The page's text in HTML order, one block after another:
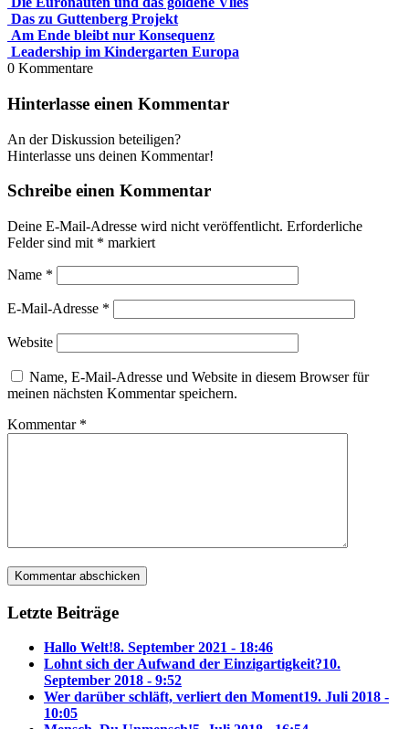
Das zu Guttenberg Projekt
Am Ende bleibt nur Konsequenz
Leadership im Kindergarten Europa
0 Kommentare
Hinterlasse einen Kommentar
An der Diskussion beteiligen?
Hinterlasse uns deinen Kommentar!
Schreibe einen Kommentar
Deine E-Mail-Adresse wird nicht veröffentlicht. Erforderliche
Felder sind mit * markiert
Name *
E-Mail-Adresse *
Website
Name, E-Mail-Adresse und Website in diesem Browser für
meinen nächsten Kommentar speichern.
Kommentar *
Letzte Beiträge
Hallo Welt!8. September 2021 - 18:46
Lohnt sich der Aufwand der Einzigartigkeit?10.
September 2018 - 9:52
Wer darüber schläft, verliert den Moment19. Juli 2018 -
10:05